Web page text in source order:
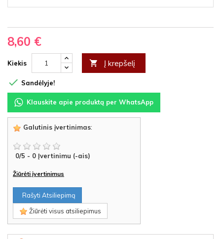
8,60 €
Kiekis  Į krepšelį
 Sandėlyje!
Klauskite apie produktą per WhatsApp
Galutinis įvertinimas:
0/5 - 0 Įvertinimu (-ais)
Žiūrėti įvertinimus
Rašyti Atsiliepimą
Žiūrėti visus atsiliepimus